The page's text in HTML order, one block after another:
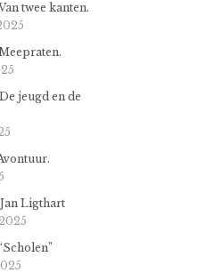
twee kanten.
jeugd en de
Ligthart